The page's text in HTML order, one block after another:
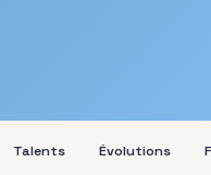
Talents Évolutions